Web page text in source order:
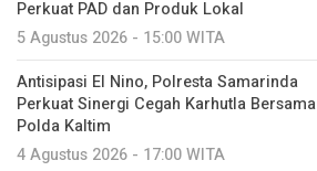
Perkuat PAD dan Produk Lokal
5 Agustus 2026 - 15:00 WITA
Antisipasi El Nino, Polresta Samarinda
Perkuat Sinergi Cegah Karhutla Bersama
Polda Kaltim
4 Agustus 2026 - 17:00 WITA